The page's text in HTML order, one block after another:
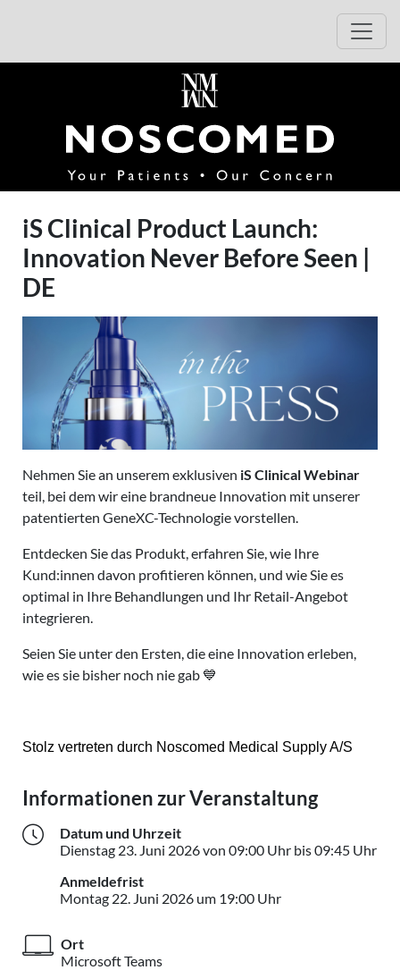
iS Clinical Product Launch:
Innovation Never Before Seen |
DE
Nehmen Sie an unserem exklusiven iS Clinical Webinar
teil, bei dem wir eine brandneue Innovation mit unserer
patentierten GeneXC-Technologie vorstellen.
Entdecken Sie das Produkt, erfahren Sie, wie Ihre
Kund:innen davon profitieren können, und wie Sie es
optimal in Ihre Behandlungen und Ihr Retail-Angebot
integrieren.
Seien Sie unter den Ersten, die eine Innovation erleben,
wie es sie bisher noch nie gab 💙
Stolz vertreten durch Noscomed Medical Supply A/S
Informationen zur Veranstaltung
Datum und Uhrzeit
Dienstag 23. Juni 2026von 09:00 Uhr bis 09:45 Uhr
Anmeldefrist
Montag 22. Juni 2026 um 19:00 UhrMontag 22. Juni
Ort
Microsoft Teams